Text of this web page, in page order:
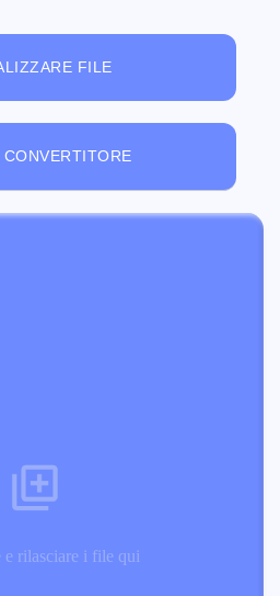
FILE
CONVERTITORE
e rilasciare i file qui